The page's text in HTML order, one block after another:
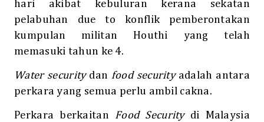
hari akibat kebuluran kerana sekatan
pelabuhan due to konflik pemberontakan
kumpulan militan Houthi yang telah
memasuki tahun ke 4.
Water securitydan food securityadalah antara
perkara yang semua perlu ambil cakna.
Perkara berkaitan Food Securitydi Malaysia